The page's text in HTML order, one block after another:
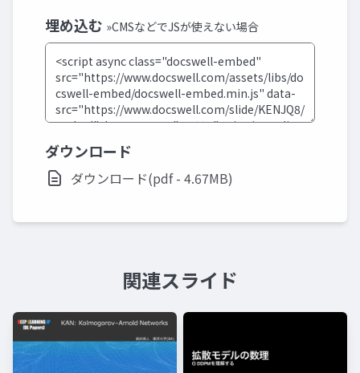
埋め込む »CMSなどでJSが使えない場合
ダウンロード
ダウンロード(pdf - 4.67MB)
関連スライド